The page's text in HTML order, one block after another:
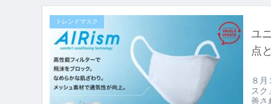
トレンドマスク
ユ
点
８
スク
善さ